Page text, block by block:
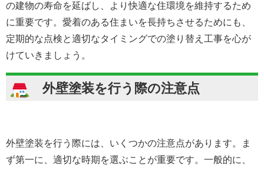
の建物の寿命を延ばし、より快適な住環境を維持するため
に重要です。愛着のある住まいを長持ちさせるためにも、
定期的な点検と適切なタイミングでの塗り替え工事を心が
けていきましょう。
外壁塗装を行う際の注意点
外壁塗装を行う際には、いくつかの注意点があります。ま
ず第一に、適切な時期を選ぶことが重要です。一般的に、